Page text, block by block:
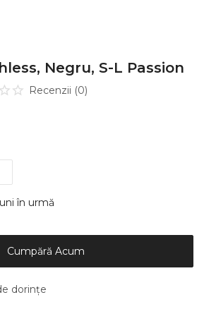
Negru, S-L Passion
Recenzii (0)
în urmă
Cumpără Acum
dorințe